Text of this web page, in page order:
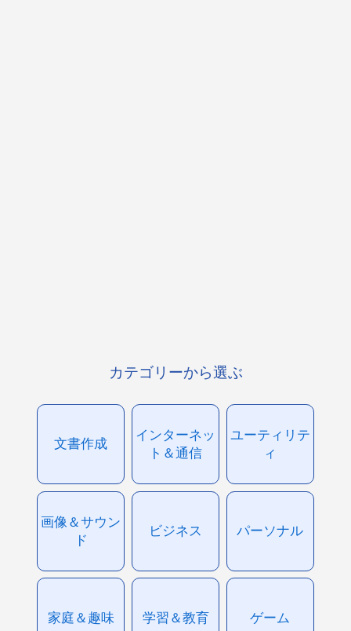
カテゴリーから選ぶ
文書作成
インターネッ
ト＆通信
ユーティリテ
ィ
画像＆サウン
ド
ビジネス パーソナル
家庭＆趣味 学習＆教育 ゲーム